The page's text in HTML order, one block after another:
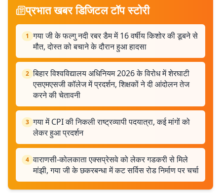
प्रभात खबर डिजिटल टॉप स्टोरी
1 गया जी के फल्गु नदी रबर डैम में 16 वर्षीय किशोर की डूबने से
मौत, दोस्त को बचाने के दौरान हुआ हादसा
2 बिहार विश्वविद्यालय अधिनियम 2026 के विरोध में शेरघाटी
एसएमएसजी कॉलेज में प्रदर्शन, शिक्षकों ने दी आंदोलन तेज
करने की चेतावनी
3 गया में CPI की निकली राष्ट्रव्यापी पदयात्रा, कई मांगों को
लेकर हुआ प्रदर्शन
4 वाराणसी-कोलकाता एक्सप्रेसवे को लेकर गडकरी से मिले
मांझी, गया जी के छकरबन्धा में कट सर्विस रोड निर्माण पर चर्चा